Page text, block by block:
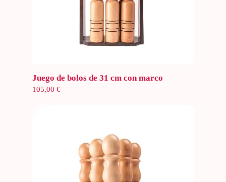
Añadir al carrito
Juego de bolos de 31 cm con marco
105,00 €